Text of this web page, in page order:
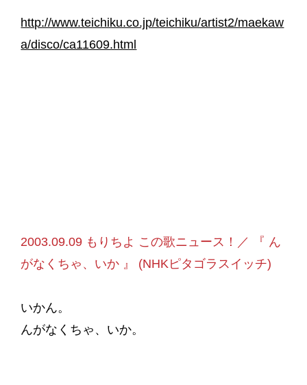
http://www.teichiku.co.jp/teichiku/artist2/maekaw
a/disco/ca11609.html
2003.09.09 もりちよ この歌ニュース！／ 『 ん
がなくちゃ、いか 』 (NHKピタゴラスイッチ)
いかん。
んがなくちゃ、いか。